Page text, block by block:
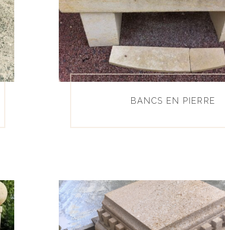
BANCS EN PIERRE